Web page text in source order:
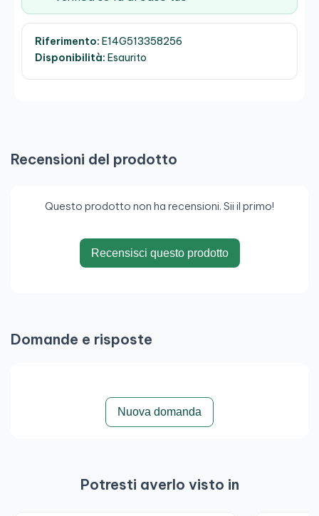
Riferimento: E14G513358256
Disponibilità: Esaurito
Recensioni del prodotto
Questo prodotto non ha recensioni. Sii il primo!
Recensisci questo prodotto
Domande e risposte
Nuova domanda
Potresti averlo visto in